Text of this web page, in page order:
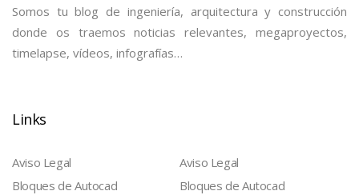
Somos tu blog de ingeniería, arquitectura y construcción
donde os traemos noticias relevantes, megaproyectos,
timelapse, vídeos, infografías…
Links
Aviso Legal
Aviso Legal
Bloques de Autocad
Bloques de Autocad